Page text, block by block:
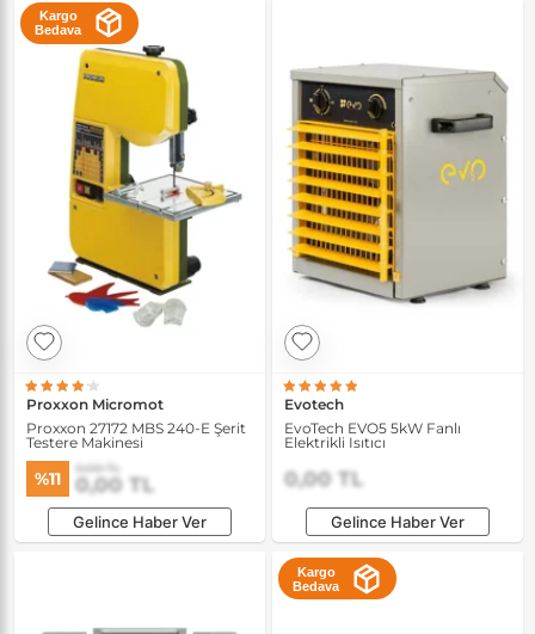
Kargo
Bedava
Proxxon Micromot
Proxxon 27172 MBS 240-E Şerit
Testere Makinesi
%11 0,00 TL
0,00 TL
Gelince Haber Ver
Evotech
EvoTech EVO5 5kW Fanlı
Elektrikli Isıtıcı
0,00 TL
Gelince Haber Ver
Kargo
Bedava